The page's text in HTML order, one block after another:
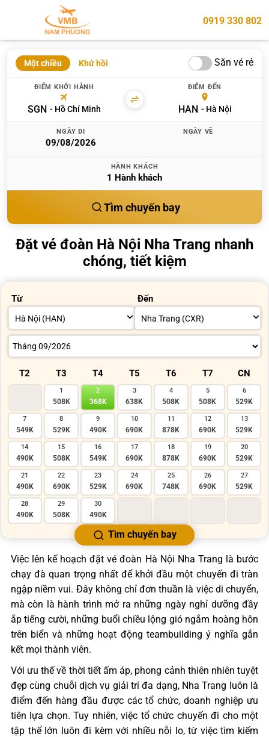
0919 330 802
Một chiều Khứ hồi Săn vé rẻ
ĐIỂM KHỞI HÀNH
SGN Hồ Chí Minh
ĐIỂM ĐẾN
HAN Hà Nội
NGÀY ĐI NGÀY VỀ
HÀNH KHÁCH
1 Hành khách
Tìm chuyến bay
Đặt vé đoàn Hà Nội Nha Trang nhanh
chóng, tiết kiệm
Từ Đến
T2 T3 T4 T5 T6 T7 CN
1
508K
2
368K
3
638K
4
508K
5
508K
6
529K
7
549K
8
529K
9
490K
10
690K
11
878K
12
690K
13
529K
14
490K
15
508K
16
549K
17
690K
18
878K
19
690K
20
529K
21
490K
22
690K
23
529K
24
690K
25
748K
26
690K
27
529K
28
490K
29
508K
30
490K
Tìm chuyến bay
Việc lên kế hoạch đặt vé đoàn Hà Nội Nha Trang là bước
chạy đà quan trọng nhất để khởi đầu một chuyến đi tràn
ngập niềm vui. Đây không chỉ đơn thuần là việc di chuyển,
mà còn là hành trình mở ra những ngày nghỉ dưỡng đầy
ắp tiếng cười, những buổi chiều lộng gió ngắm hoàng hôn
trên biển và những hoạt động teambuilding ý nghĩa gắn
kết mọi thành viên.
Với ưu thế về thời tiết ấm áp, phong cảnh thiên nhiên tuyệt
đẹp cùng chuỗi dịch vụ giải trí đa dạng, Nha Trang luôn là
điểm đến hàng đầu được các tổ chức, doanh nghiệp ưu
tiên lựa chọn. Tuy nhiên, việc tổ chức chuyến đi cho một
tập thể lớn luôn đi kèm với nhiều nỗi lo, từ việc tìm kiếm